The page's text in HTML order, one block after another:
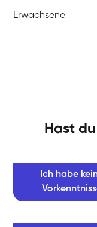
Erwachsene
Hast
Ich habe